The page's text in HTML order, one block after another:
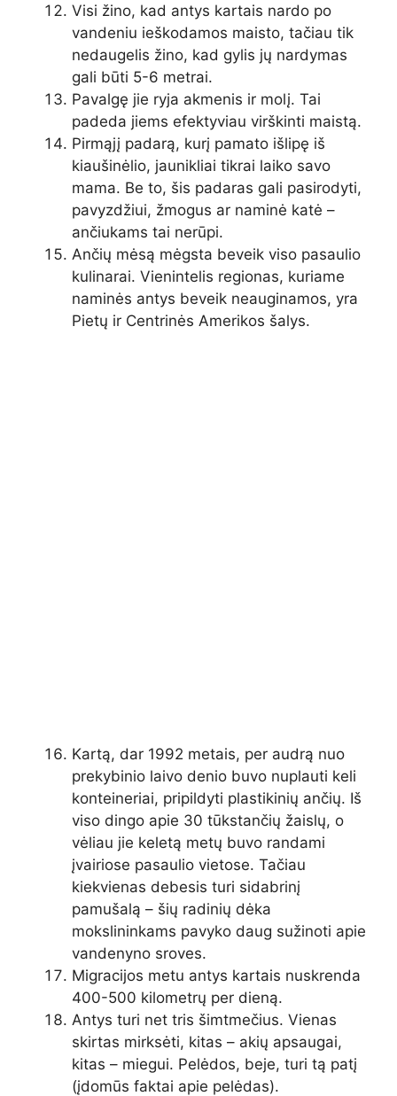
Visi žino, kad antys kartais nardo po
vandeniu ieškodamos maisto, tačiau tik
nedaugelis žino, kad gylis jų nardymas
gali būti 5-6 metrai.
Pavalgę jie ryja akmenis ir molį. Tai
padeda jiems efektyviau virškinti maistą.
Pirmąjį padarą, kurį pamato išlipę iš
kiaušinėlio, jaunikliai tikrai laiko savo
mama. Be to, šis padaras gali pasirodyti,
pavyzdžiui, žmogus ar naminė katė –
ančiukams tai nerūpi.
Ančių mėsą mėgsta beveik viso pasaulio
kulinarai. Vienintelis regionas, kuriame
naminės antys beveik neauginamos, yra
Pietų ir Centrinės Amerikos šalys.
Kartą, dar 1992 metais, per audrą nuo
prekybinio laivo denio buvo nuplauti keli
konteineriai, pripildyti plastikinių ančių. Iš
viso dingo apie 30 tūkstančių žaislų, o
vėliau jie keletą metų buvo randami
įvairiose pasaulio vietose. Tačiau
kiekvienas debesis turi sidabrinį
pamušalą – šių radinių dėka
mokslininkams pavyko daug sužinoti apie
vandenyno sroves.
Migracijos metu antys kartais nuskrenda
400-500 kilometrų per dieną.
Antys turi net tris šimtmečius. Vienas
skirtas mirksėti, kitas – akių apsaugai,
kitas – miegui. Pelėdos, beje, turi tą patį
(įdomūs faktai apie pelėdas).